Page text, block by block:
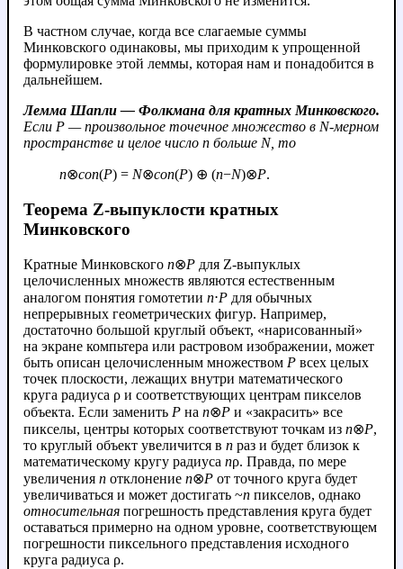
В частном случае, когда все слагаемые суммы
Минковского одинаковы, мы приходим к упрощенной
формулировке этой леммы, которая нам и понадобится в
дальнейшем.
Лемма Шапли — Фолкмана для кратных Минковского.
Если P — произвольное точечное множество в N-мерном
пространстве и целое число n больше N, то
n⊗con(P) = N⊗con(P) ⊕ (n−N)⊗P.
Теорема Z-выпуклости кратных
Минковского
Кратные Минковского n⊗P для Z-выпуклых
целочисленных множеств являются естественным
аналогом понятия гомотетии n⋅P для обычных
непрерывных геометрических фигур. Например,
достаточно большой круглый объект, «нарисованный»
на экране компьтера или растровом изображении, может
быть описан целочисленным множеством P всех целых
точек плоскости, лежащих внутри математического
круга радиуса ρ и соответствующих центрам пикселов
объекта. Если заменить P на n⊗P и «закрасить» все
пикселы, центры которых соответствуют точкам из n⊗P,
то круглый объект увеличится в n раз и будет близок к
математическому кругу радиуса nρ. Правда, по мере
увеличения n отклонение n⊗P от точного круга будет
увеличиваться и может достигать ~n пикселов, однако
относительная погрешность представления круга будет
оставаться примерно на одном уровне, соответствующем
погрешности пиксельного представления исходного
круга радиуса ρ.